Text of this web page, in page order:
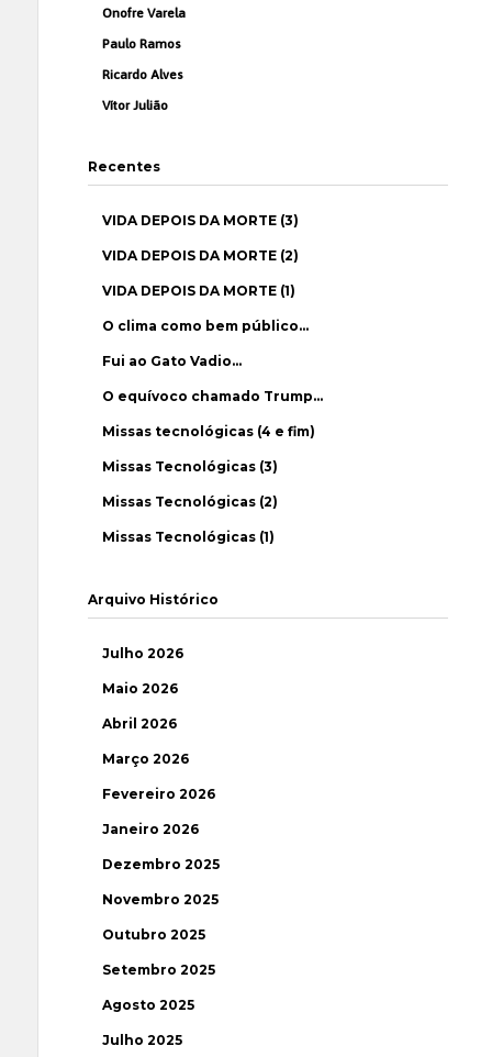
Onofre Varela
Paulo Ramos
Ricardo Alves
Vítor Julião
Recentes
VIDA DEPOIS DA MORTE (3)
VIDA DEPOIS DA MORTE (2)
VIDA DEPOIS DA MORTE (1)
O clima como bem público…
Fui ao Gato Vadio…
O equívoco chamado Trump…
Missas tecnológicas (4 e fim)
Missas Tecnológicas (3)
Missas Tecnológicas (2)
Missas Tecnológicas (1)
Arquivo Histórico
Julho 2026
Maio 2026
Abril 2026
Março 2026
Fevereiro 2026
Janeiro 2026
Dezembro 2025
Novembro 2025
Outubro 2025
Setembro 2025
Agosto 2025
Julho 2025